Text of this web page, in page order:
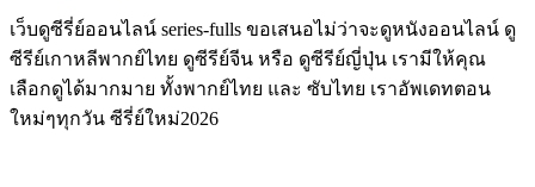
เว็บดูซีรี่ย์ออนไลน์ series-fulls ขอเสนอไม่ว่าจะดูหนังออนไลน์ ดู
ซีรีย์เกาหลีพากย์ไทย ดูซีรีย์จีน หรือ ดูซีรีย์ญี่ปุ่น เรามีให้คุณ
เลือกดูได้มากมาย ทั้งพากย์ไทย และ ซับไทย เราอัพเดทตอน
ใหม่ๆทุกวัน ซีรี่ย์ใหม่2026